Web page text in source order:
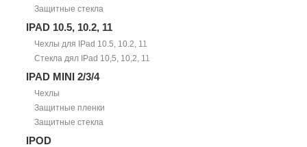
Защитные стекла
IPAD 10.5, 10.2, 11
Чехлы для IPad 10.5, 10.2, 11
Стекла дял IPad 10,5, 10,2, 11
IPAD MINI 2/3/4
Чехлы
Защитные пленки
Защитные стекла
IPOD